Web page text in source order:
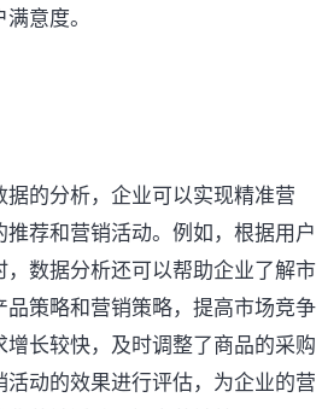
意度。
的分析，企业可以实现精准营
荐和营销活动。例如，根据用户
数据分析还可以帮助企业了解市
策略和营销策略，提高市场竞争
长较快，及时调整了商品的采购
动的效果进行评估，为企业的营